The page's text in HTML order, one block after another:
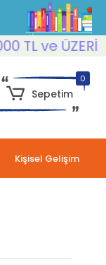
ve ÜZERİ
0
Sepetim
Kişisel Gelişim